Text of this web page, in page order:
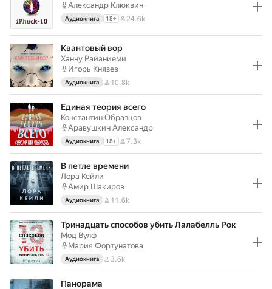
Александр Клюквин
Аудиокнига 18+ 24.6k
Квантовый вор
Ханну Райаниеми
Игорь Князев
Аудиокнига 10.8k
Единая теория всего
Константин Образцов
Аравушкин Александр
Аудиокнига 18+ 7.3k
В петле времени
Лора Кейли
Амир Шакиров
Аудиокнига 11.6k
Тринадцать способов убить Лалабелль Рок
Мод Вулф
Мария Фортунатова
Аудиокнига 3.6k
Панорама